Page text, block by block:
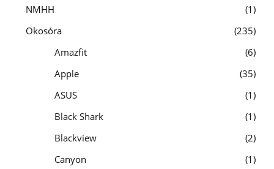
NMHH
1
Okosóra
235
Amazfit
6
Apple
35
ASUS
1
Black Shark
1
Blackview
2
Canyon
1